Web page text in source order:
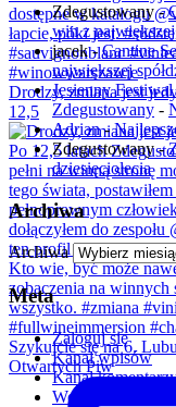
Drodzy, zmiana jest
12,5
Szykujcie się na 6.
Otwartych Piw
Zdegustowany-
win z
jacek-Cantine
największej
Jesienny
Zdegustowany -
Adrian-
Zdegustowany-
dziesięciolecia
Archiwa
Archiwa
Meta
Zaloguj się
Kanał wpisów
Kanał
WordPress.org